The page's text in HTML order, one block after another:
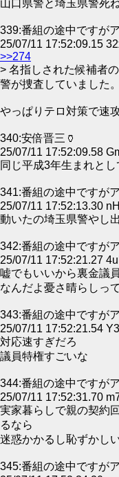
山口県警と埼玉県警死
339:番組の途中ですが
25/07/11 17:52:09.15
>>274
> 名指しされた候補者
警が捜査していました。
やっぱりテロ対策で速
340:安倍晋三🏺
25/07/11 17:52:09.58
同じ平成3年生まれと
341:番組の途中ですが
25/07/11 17:52:13.30
動いたの埼玉県警やし
342:番組の途中ですが
25/07/11 17:52:21.27
嘘でもいいから裏金議
なんだよ憂さ晴らしって
343:番組の途中ですが
25/07/11 17:52:21.54
対応速すぎだろ
議員特権すごいな
344:番組の途中ですが
25/07/11 17:52:31.70
実家暮らしで親の契約
るなら
迷惑かかるし恥ずかし
345:番組の途中ですが